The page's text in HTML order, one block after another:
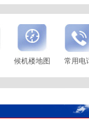
起飞时间
起飞 23:41
候机楼地图 常用电